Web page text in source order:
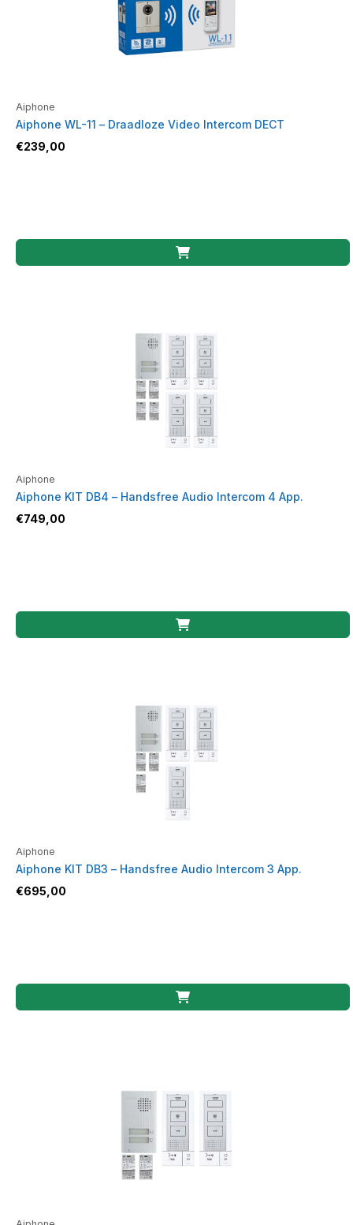
Aiphone
Aiphone WL-11 – Draadloze Video Intercom DECT
€239,00
Aiphone
Aiphone KIT DB4 – Handsfree Audio Intercom 4 App.
€749,00
Aiphone
Aiphone KIT DB3 – Handsfree Audio Intercom 3 App.
€695,00